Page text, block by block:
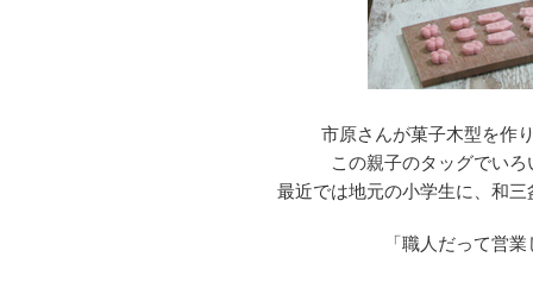
市原さんが菓子木型を作
この親子のタッグでい
最近では地元の小学生に、和
「職人だって営